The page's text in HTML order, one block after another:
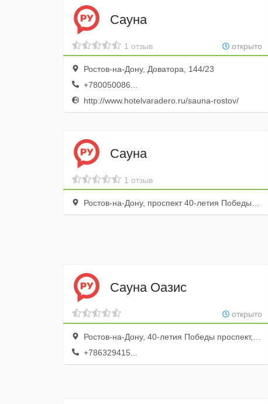
Сауна
открыто
1 отзыв
Ростов-на-Дону, Доватора, 144/23
+780050086...
http://www.hotelvaradero.ru/sauna-rostov/
Сауна
1 отзыв
Ростов-на-Дону, проспект 40-летия Победы, 37/2, цокольный этаж
Сауна Оазис
открыто
Ростов-на-Дону, 40-летия Победы проспект, 63/16, 1 этаж
+786329415...